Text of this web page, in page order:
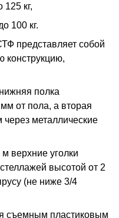
кг,
100 кг.
представляет собой
конструкцию,
полка
от пола, а вторая
через металлические
верхние уголки
высотой от 2
(не ниже 3/4
съемным пластиковым